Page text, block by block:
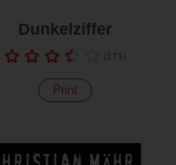
Dunkelziffer
(171 )
Print